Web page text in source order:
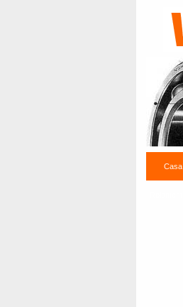
Casa